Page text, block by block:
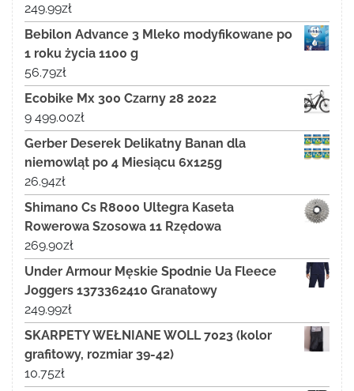
249.99zł
Bebilon Advance 3 Mleko modyfikowane po
1 roku życia 1100 g
56.79zł
Ecobike Mx 300 Czarny 28 2022
9 499.00zł
Gerber Deserek Delikatny Banan dla
niemowląt po 4 Miesiącu 6x125g
26.94zł
Shimano Cs R8000 Ultegra Kaseta
Rowerowa Szosowa 11 Rzędowa
269.90zł
Under Armour Męskie Spodnie Ua Fleece
Joggers 1373362410 Granatowy
249.99zł
SKARPETY WEŁNIANE WOLL 7023 (kolor
grafitowy, rozmiar 39-42)
10.75zł